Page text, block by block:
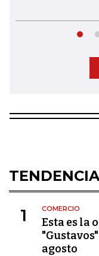
1 COMERCIO
Esta es la
agosto